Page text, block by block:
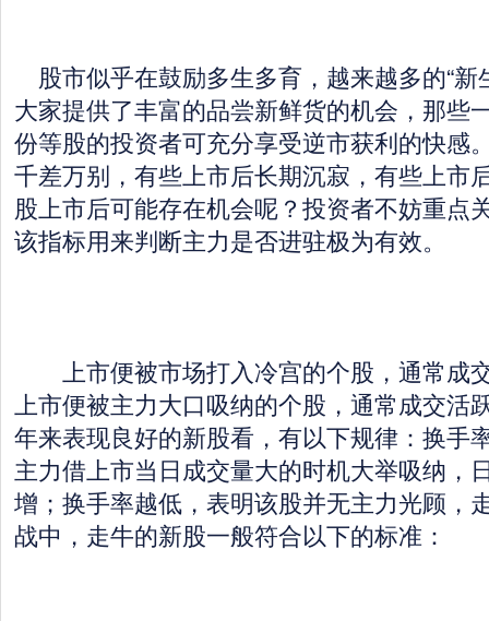
股市似乎在鼓励多生多育，越来越多的“新
大家提供了丰富的品尝新鲜货的机会，那些
份等股的投资者可充分享受逆市获利的快感
千差万别，有些上市后长期沉寂，有些上市
股上市后可能存在机会呢？投资者不妨重点
该指标用来判断主力是否进驻极为有效。
上市便被市场打入冷宫的个股，通常成
上市便被主力大口吸纳的个股，通常成交活
年来表现良好的新股看，有以下规律：换手
主力借上市当日成交量大的时机大举吸纳，
增；换手率越低，表明该股并无主力光顾，
战中，走牛的新股一般符合以下的标准：